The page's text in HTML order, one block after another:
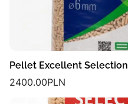
Pellet Excellent Selection
2400.00PLN